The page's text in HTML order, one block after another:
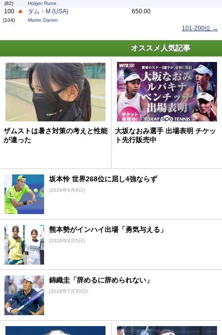
(82) Holger Rune
100
(104)
ダム・M (USA)
Martin Damm
650.00
101-200位 →
オススメ人気記事
ザムストは暑さ対策の考えと性能
が違った
大坂なおみ選手 出場表明 チケッ
ト先行販売中
坂本怜 世界268位に屈し4強ならず
(2026年8月8日)
熊本勢がインハイ出場「勇気与える」
(2026年8月5日)
錦織圭「辞めるに辞められない」
(2026年7月30日)